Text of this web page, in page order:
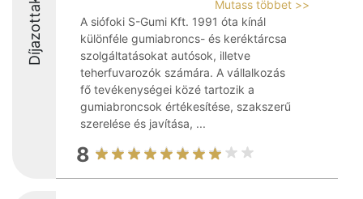
Díjazottak
Mutass többet >>
A siófoki S-Gumi Kft. 1991 óta kínál
különféle gumiabroncs- és keréktárcsa
szolgáltatásokat autósok, illetve
teherfuvarozók számára. A vállalkozás
fő tevékenységei közé tartozik a
gumiabroncsok értékesítése, szakszerű
szerelése és javítása, ...
8